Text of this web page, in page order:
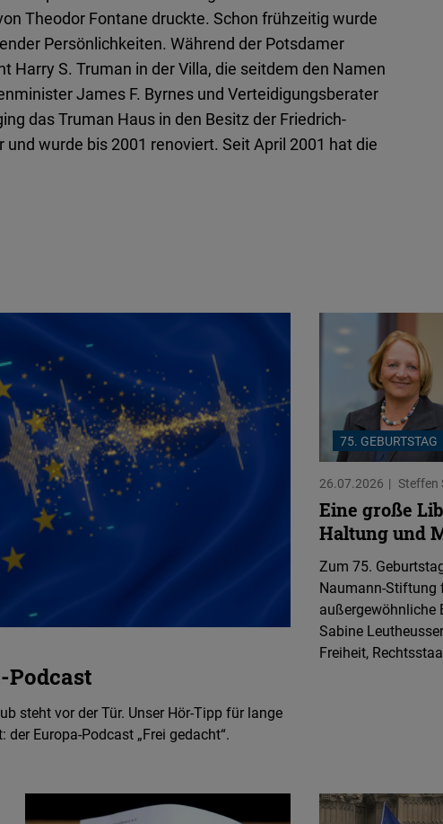
Theodor Fontane druckte. Schon frühzeitig wurde
Persönlichkeiten. Während der Potsdamer
Harry S. Truman in der Villa, die seitdem den Namen
James F. Byrnes und Verteidigungsberater
das Truman Haus in den Besitz der Friedrich-
wurde bis 2001 renoviert. Seit April 2001 hat die
Podcast
steht vor der Tür. Unser Hör-Tipp für lange
Europa-Podcast „Frei gedacht“.
75. GEBURTSTAG
26.07.2026 Steffen
Eine große
Haltung und
Zum 75.
Naumann-Stiftung
außergewöhnliche
Sabine
Freiheit,
Flickr
Newsletter2go
Typeform
Embed